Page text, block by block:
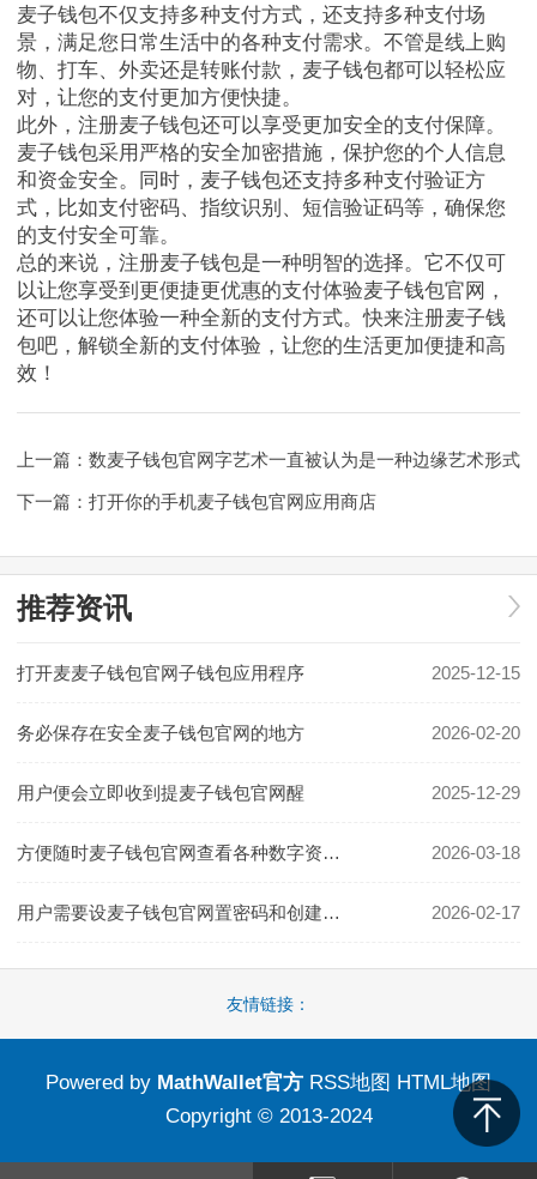
麦子钱包不仅支持多种支付方式，还支持多种支付场
景，满足您日常生活中的各种支付需求。不管是线上购
物、打车、外卖还是转账付款，麦子钱包都可以轻松应
对，让您的支付更加方便快捷。
此外，注册麦子钱包还可以享受更加安全的支付保障。
麦子钱包采用严格的安全加密措施，保护您的个人信息
和资金安全。同时，麦子钱包还支持多种支付验证方
式，比如支付密码、指纹识别、短信验证码等，确保您
的支付安全可靠。
总的来说，注册麦子钱包是一种明智的选择。它不仅可
以让您享受到更便捷更优惠的支付体验麦子钱包官网，
还可以让您体验一种全新的支付方式。快来注册麦子钱
包吧，解锁全新的支付体验，让您的生活更加便捷和高
效！
上一篇： 数麦子钱包官网字艺术一直被认为是一种边缘艺术形式
下一篇： 打开你的手机麦子钱包官网应用商店
推荐资讯
打开麦麦子钱包官网子钱包应用程序 2025-12-15
务必保存在安全麦子钱包官网的地方 2026-02-20
用户便会立即收到提麦子钱包官网醒 2025-12-29
方便随时麦子钱包官网查看各种数字资产的总体价值 2026-03-18
用户需要设麦子钱包官网置密码和创建钱包 2026-02-17
友情链接：
Powered by MathWallet官方 RSS地图
HTML地图
Copyright © 2013-2024